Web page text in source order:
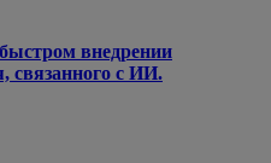
внедрении
связанного с ИИ.